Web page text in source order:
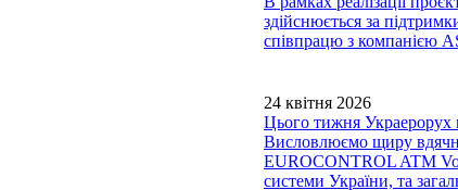
здійснюється за
співпрацю з компанією
24 квітня 2026
Цього тижня Украерорух
Висловлюємо щиру
EUROCONTROL ATM
системи України, та